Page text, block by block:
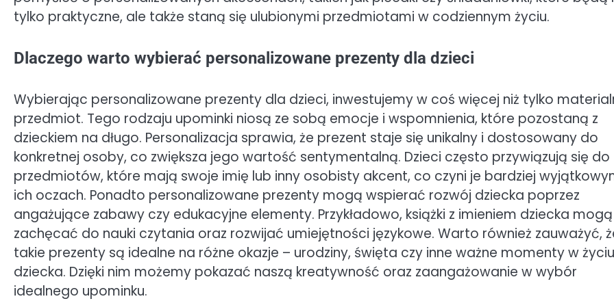
tylko praktyczne, ale także staną się ulubionymi przedmiotami w codziennym życiu.
Dlaczego warto wybierać personalizowane prezenty dla dzieci
Wybierając personalizowane prezenty dla dzieci, inwestujemy w coś więcej niż tylko
przedmiot. Tego rodzaju upominki niosą ze sobą emocje i wspomnienia, które pozostaną z
dzieckiem na długo. Personalizacja sprawia, że prezent staje się unikalny i dostosowany do
konkretnej osoby, co zwiększa jego wartość sentymentalną. Dzieci często przywiązują się do
przedmiotów, które mają swoje imię lub inny osobisty akcent, co czyni je bardziej
ich oczach. Ponadto personalizowane prezenty mogą wspierać rozwój dziecka poprzez
angażujące zabawy czy edukacyjne elementy. Przykładowo, książki z imieniem dziecka mogą
zachęcać do nauki czytania oraz rozwijać umiejętności językowe. Warto również zauważyć,
takie prezenty są idealne na różne okazje – urodziny, święta czy inne ważne momenty w życiu
dziecka. Dzięki nim możemy pokazać naszą kreatywność oraz zaangażowanie w wybór
idealnego upominku.